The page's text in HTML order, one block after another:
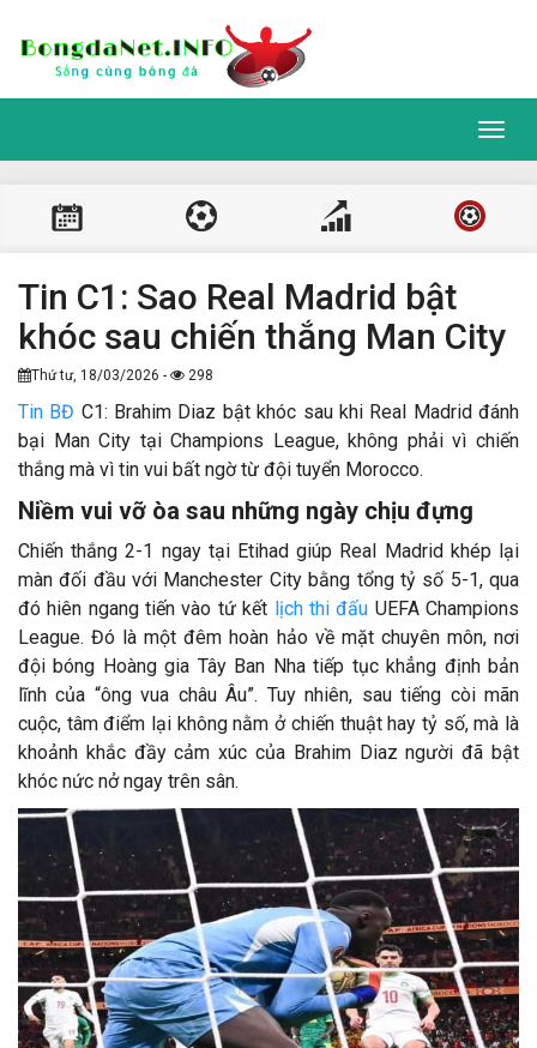
Tin C1: Sao Real Madrid bật
khóc sau chiến thắng Man City
Thứ tư, 18/03/2026 - 298
Tin BĐ C1: Brahim Diaz bật khóc sau khi Real Madrid đánh
bại Man City tại Champions League, không phải vì chiến
thắng mà vì tin vui bất ngờ từ đội tuyển Morocco.
Niềm vui vỡ òa sau những ngày chịu đựng
Chiến thắng 2-1 ngay tại Etihad giúp Real Madrid khép lại
màn đối đầu với Manchester City bằng tổng tỷ số 5-1, qua
đó hiên ngang tiến vào tứ kết lịch thi đấu UEFA Champions
League. Đó là một đêm hoàn hảo về mặt chuyên môn, nơi
đội bóng Hoàng gia Tây Ban Nha tiếp tục khẳng định bản
lĩnh của “ông vua châu Âu”. Tuy nhiên, sau tiếng còi mãn
cuộc, tâm điểm lại không nằm ở chiến thuật hay tỷ số, mà là
khoảnh khắc đầy cảm xúc của Brahim Diaz người đã bật
khóc nức nở ngay trên sân.